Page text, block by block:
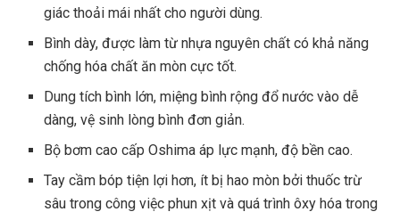
giác thoải mái nhất cho người dùng.
Bình dày, được làm từ nhựa nguyên chất có khả năng
chống hóa chất ăn mòn cực tốt.
Dung tích bình lớn, miệng bình rộng đổ nước vào dễ
dàng, vệ sinh lòng bình đơn giản.
Bộ bơm cao cấp Oshima áp lực mạnh, độ bền cao.
Tay cầm bóp tiện lợi hơn, ít bị hao mòn bởi thuốc trừ
sâu trong công việc phun xịt và quá trình ôxy hóa trong